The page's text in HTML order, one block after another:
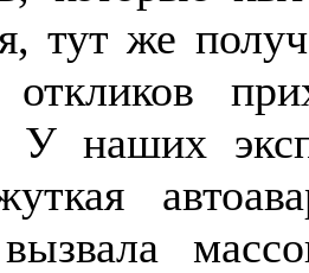
тут же
откликов
У наших